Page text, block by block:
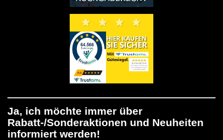
Ja, ich möchte immer über
Rabatt-/Sonderaktionen und Neuheiten
informiert werden!